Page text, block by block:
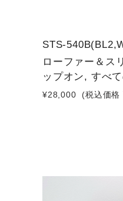
STS-
ローファー＆ス
ップオン, すべ
¥28,000 (税込価格